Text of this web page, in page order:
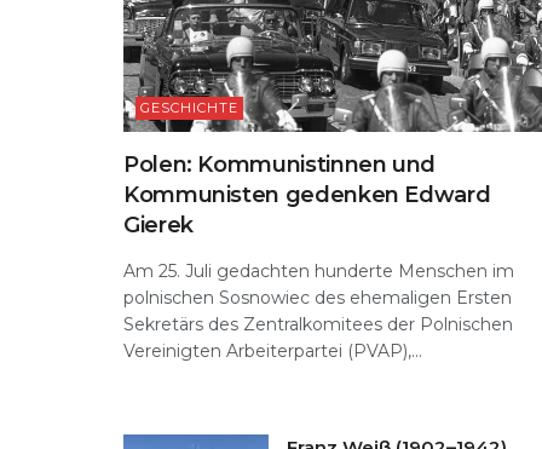
GESCHICHTE
Polen: Kommunistinnen und
Kommunisten gedenken Edward
Gierek
Am 25. Juli gedachten hunderte Menschen im
polnischen Sosnowiec des ehemaligen Ersten
Sekretärs des Zentralkomitees der Polnischen
Vereinigten Arbeiterpartei (PVAP),...